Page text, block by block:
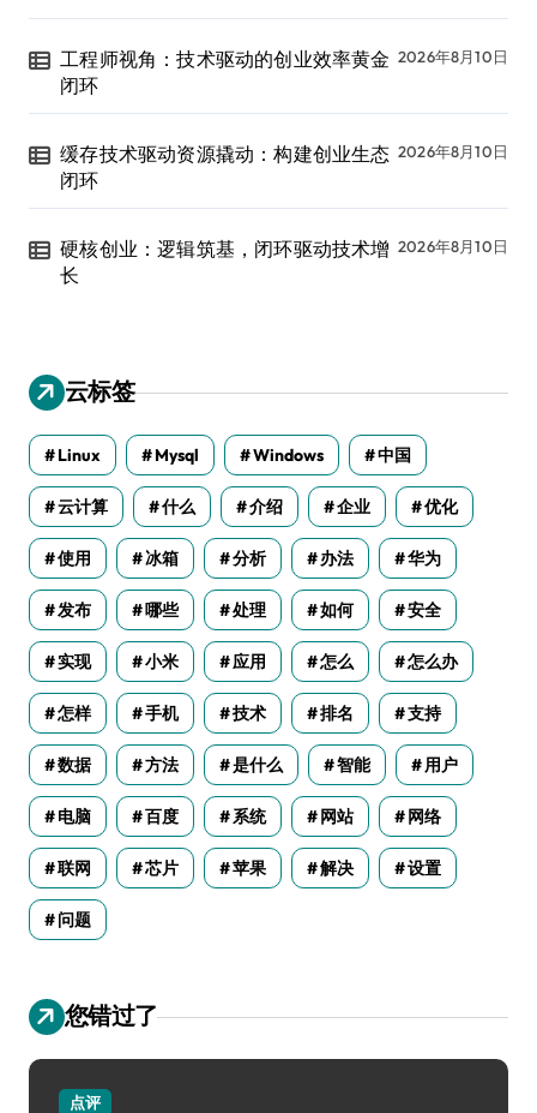
工程师视角：技术驱动的创业效率黄金
闭环
2026年8月10日
缓存技术驱动资源撬动：构建创业生态
闭环
2026年8月10日
硬核创业：逻辑筑基，闭环驱动技术增
长
2026年8月10日
云标签
Linux Mysql Windows 中国
云计算 什么 介绍 企业 优化
使用 冰箱 分析 办法 华为
发布 哪些 处理 如何 安全
实现 小米 应用 怎么 怎么办
怎样 手机 技术 排名 支持
数据 方法 是什么 智能 用户
电脑 百度 系统 网站 网络
联网 芯片 苹果 解决 设置
问题
您错过了
点评